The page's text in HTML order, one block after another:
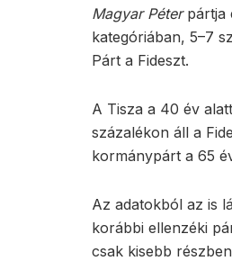
Magyar Péterpártja
kategóriában, 5–7
Párt a Fideszt.
A Tisza a 40 év
százalékon áll a
kormánypárt a 65
Az adatokból az is
korábbi ellenzéki
csak kisebb